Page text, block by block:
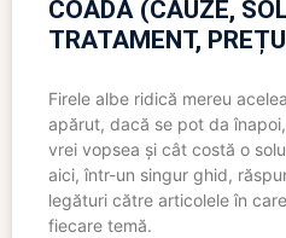
COADĂ (CAUZE,
TRATAMENT,
Firele albe ridică mereu
apărut, dacă se pot da
vrei vopsea și cât costă o
aici, într-un singur ghid,
legături către articolele în
fiecare temă.